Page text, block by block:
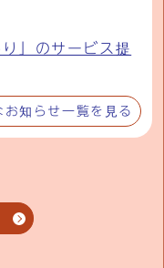
」のサービス提
お知らせ一覧を見る